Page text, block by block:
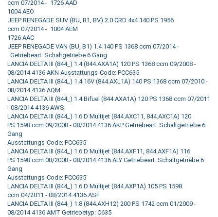
ccm 07/2014 - 1726 AAD
1004 AEO
JEEP RENEGADE SUV (BU, B1, BV) 2.0 CRD 4x4 140 PS 1956
ccm 07/2014 - 1004 AEM
1726 AAC
JEEP RENEGADE VAN (BU, B1) 1.4 140 PS 1368 ccm 07/2014 -
Getriebeart: Schaltgetriebe 6 Gang
LANCIA DELTA III (844_) 1.4 (844.AXA1A) 120 PS 1368 ccm 09/2008 -
08/2014 4136 AKN Ausstattungs-Code: PCC635
LANCIA DELTA III (844_) 1.4 16V (844.AXL1A) 140 PS 1368 ccm 07/2010 -
08/2014 4136 AQM
LANCIA DELTA III (844_) 1.4 Bifuel (844.AXA1A) 120 PS 1368 ccm 07/2011
- 08/2014 4136 AWS
LANCIA DELTA III (844_) 1.6 D Multijet (844.AXC11, 844.AXC1A) 120
PS 1598 ccm 09/2008 - 08/2014 4136 AKP Getriebeart: Schaltgetriebe 6
Gang
Ausstattungs-Code: PCC635
LANCIA DELTA III (844_) 1.6 D Multijet (844.AXF11, 844.AXF1A) 116
PS 1598 ccm 08/2008 - 08/2014 4136 ALY Getriebeart: Schaltgetriebe 6
Gang
Ausstattungs-Code: PCC635
LANCIA DELTA III (844_) 1.6 D Multijet (844.AXP1A) 105 PS 1598
ccm 04/2011 - 08/2014 4136 ASF
LANCIA DELTA III (844_) 1.8 (844.AXH12) 200 PS 1742 ccm 01/2009 -
08/2014 4136 AMT Getriebetyp: C635